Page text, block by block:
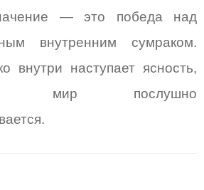
— это победа над
внутренним сумраком.
внутри наступает ясность,
мир послушно